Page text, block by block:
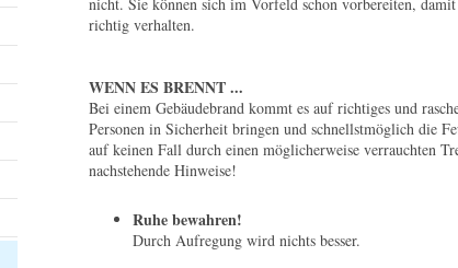
richtig verhalten.
WENN ES BRENNT ...
Bei einem Gebäudebrand kommt es auf richtiges und
Personen in Sicherheit bringen und schnellstmöglich die
auf keinen Fall durch einen möglicherweise verrauchten
nachstehende Hinweise!
Ruhe bewahren!
Durch Aufregung wird nichts besser.